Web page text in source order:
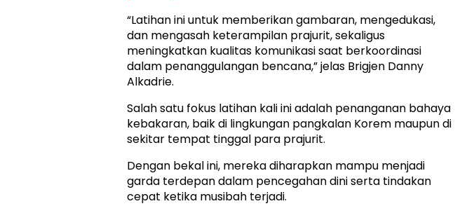
“Latihan ini untuk memberikan gambaran, mengedukasi,
dan mengasah keterampilan prajurit, sekaligus
meningkatkan kualitas komunikasi saat berkoordinasi
dalam penanggulangan bencana,” jelas Brigjen Danny
Alkadrie.
Salah satu fokus latihan kali ini adalah penanganan bahaya
kebakaran, baik di lingkungan pangkalan Korem maupun di
sekitar tempat tinggal para prajurit.
Dengan bekal ini, mereka diharapkan mampu menjadi
garda terdepan dalam pencegahan dini serta tindakan
cepat ketika musibah terjadi.